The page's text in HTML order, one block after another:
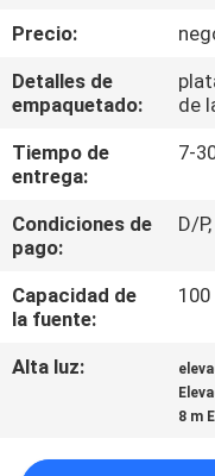
DE
CALIDAD
ÉNTRENOS
CONTACTO
CON
PIDA
Precio:
Detalles de
empaquetado:
de
Tiempo de
entrega:
7-
Condiciones de
pago:
D/
Capacidad de
la fuente:
Alta luz:
8 m